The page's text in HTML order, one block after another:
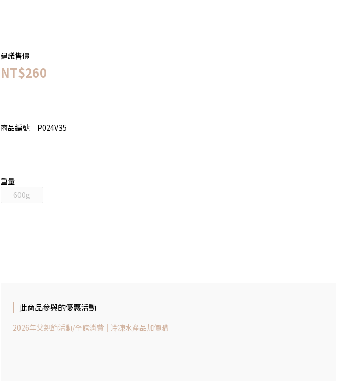
建議售價
NT$260
商品編號: P024V35
重量
600g
此商品參與的優惠活動
2026年父親節活動/全館消費｜冷凍水產品加價購